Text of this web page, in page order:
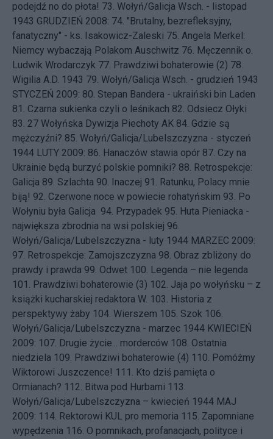
podejdź no do płota! 73. Wołyń/Galicja Wsch. - listopad
1943 GRUDZIEŃ 2008: 74. "Brutalny, bezrefleksyjny,
fanatyczny" - ks. Isakowicz-Zaleski 75. Angela Merkel:
Niemcy wybaczają Polakom Auschwitz 76. Męczennik o.
Ludwik Wrodarczyk 77. Prawdziwi bohaterowie (2) 78.
Wigilia A.D. 1943 79. Wołyń/Galicja Wsch. - grudzień 1943
STYCZEŃ 2009: 80. Stepan Bandera - ukraiński bin Laden
81. Czarna sukienka czyli o leśnikach 82. Odsiecz Ołyki
83. 27 Wołyńska Dywizja Piechoty AK 84. Gdzie są
mężczyźni? 85. Wołyń/Galicja/Lubelszczyzna - styczeń
1944 LUTY 2009: 86. Hanaczów stawia opór 87. Czy na
Ukrainie będą burzyć polskie pomniki? 88. Retrospekcje:
Galicja 89. Szlachta 90. Inaczej 91. Ratunku, Polacy mnie
biją! 92. Czerwone noce w powiecie rohatyńskim 93. Po
Wołyniu była Galicja 94. Przypadek 95. Huta Pieniacka -
największa zbrodnia na wsi polskiej 96.
Wołyń/Galicja/Lubelszczyzna - luty 1944 MARZEC 2009:
97. Retrospekcje: Zamojszczyzna 98. Obraz zbliżony do
prawdy i prawda 99. Odwet 100. Legenda – nie legenda
101. Prawdziwi bohaterowie (3) 102. Jaja po wołyńsku – z
książki kucharskiej redaktora W. 103. Historia z
perspektywy żaby 104. Wierszem 105. Szok 106.
Wołyń/Galicja/Lubelszczyzna - marzec 1944 KWIECIEŃ
2009: 107. Drugie życie... morderców 108. Ostatnia
niedziela 109. Prawdziwi bohaterowie (4) 110. Pomóżmy
Wiktorowi Juszczence! 111. Kto dziś pamięta o
Ormianach? 112. Bitwa pod Hurbami 113.
Wołyń/Galicja/Lubelszczyzna – kwiecień 1944 MAJ
2009: 114. Rektorowi KUL pro memoria 115. Zapomniane
wypędzenia 116. O pomnikach, profanacjach, polityce i